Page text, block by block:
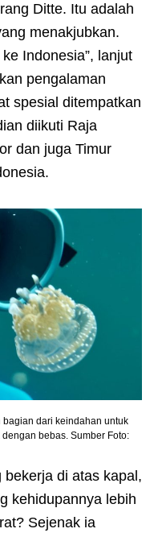
Ditte. Itu adalah
menakjubkan.
Indonesia”, lanjut
pengalaman
spesial ditempatkan
diikuti Raja
dan juga Timur
dari keindahan untuk
bebas. Sumber Foto:
di atas kapal,
kehidupannya lebih
Sejenak ia